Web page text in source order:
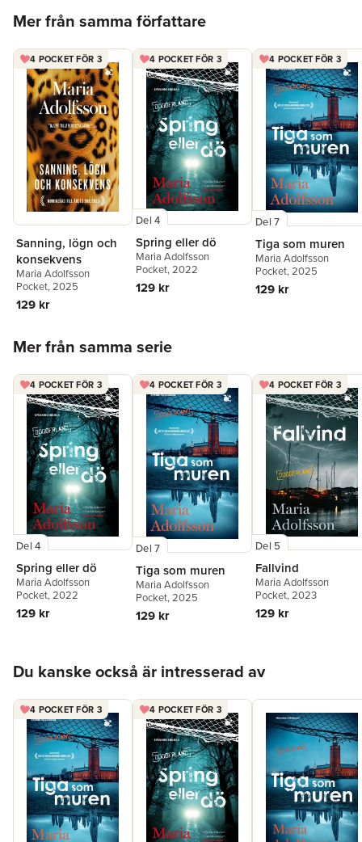
Mer från samma författare
4 POCKET FÖR 3
Sanning, lögn och
konsekvens
Maria Adolfsson
Pocket, 2025
129 kr
4 POCKET FÖR 3
Del 4
Spring eller dö
Maria Adolfsson
Pocket, 2022
129 kr
4 POCKET FÖR 3
Del 7
Tiga som muren
Maria Adolfsson
Pocket, 2025
129 kr
Mer från samma serie
4 POCKET FÖR 3
Del 4
Spring eller dö
Maria Adolfsson
Pocket, 2022
129 kr
4 POCKET FÖR 3
Del 7
Tiga som muren
Maria Adolfsson
Pocket, 2025
129 kr
4 POCKET FÖR 3
Del 5
Fallvind
Maria Adolfsson
Pocket, 2023
129 kr
Du kanske också är intresserad av
4 POCKET FÖR 3 4 POCKET FÖR 3